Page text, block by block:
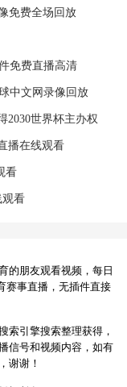
免费全场回放
免费直播高清
中文网录像回放
2030世界杯主办权
播在线观看
看
观看
的朋友观看视频，每日
赛事直播，无插件直接
索引擎搜索整理获得，
信号和视频内容，如有
谢谢！